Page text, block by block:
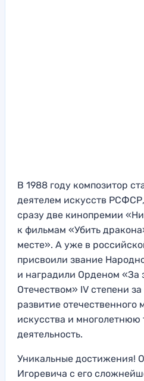
В 1988 году композитор
деятелем искусств
сразу две кинопремии
к фильмам «Убить
месте». А уже в
присвоили звание
и наградили Орденом «За
Отечеством» IV степени
развитие отечественного
искусства и многолетнюю
деятельность.
Уникальные достижения!
Игоревича с его